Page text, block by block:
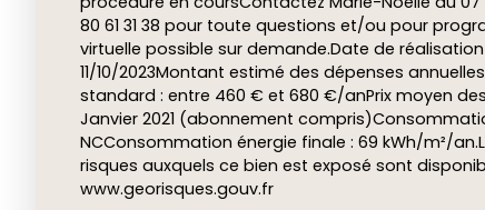
80 61 31 38 pour toute questions et/ou pour
virtuelle possible sur demande.Date de
11/10/2023Montant estimé des dépenses
standard : entre 460 € et 680 €/anPrix moyen
Janvier 2021 (abonnement
NCConsommation énergie finale : 69 kWh/m²/
risques auxquels ce bien est exposé sont
www.georisques.gouv.fr